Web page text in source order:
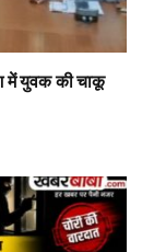
में युवक की चाकू